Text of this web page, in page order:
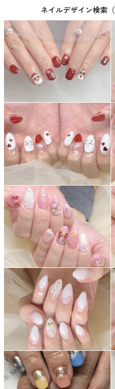
コンセプト
よくあるご質問
ご利用の流れ
取り扱いカラー
ネイル用語
消費者志向自主宣言
新着情報
採用情報
ネイルスクール
ネイルデザイン検索